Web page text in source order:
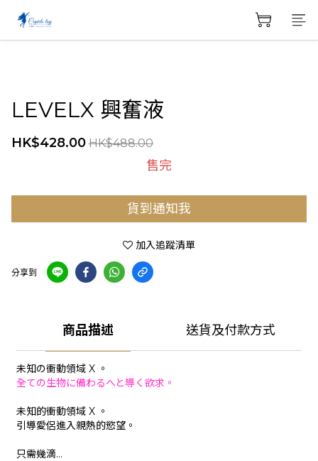
LEVELX 興奮液
HK$428.00 HK$488.00
售完
貨到通知我
加入追蹤清單
分享到
商品描述 送貨及付款方式
未知の衝動領域 X 。
全ての生物に備わるへと導く欲求。
未知的衝動領域 X 。
引導愛侶進入親熱的慾望。
只需幾滴...